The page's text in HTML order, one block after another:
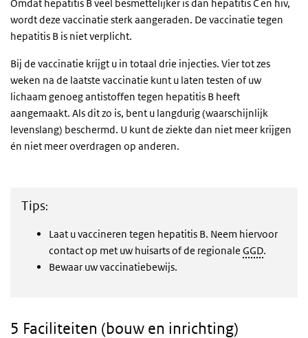
Omdat hepatitis B veel besmettelijker is dan hepatitis C en hiv,
wordt deze vaccinatie sterk aangeraden. De vaccinatie tegen
hepatitis B is niet verplicht.
Bij de vaccinatie krijgt u in totaal drie injecties. Vier tot zes
weken na de laatste vaccinatie kunt u laten testen of uw
lichaam genoeg antistoffen tegen hepatitis B heeft
aangemaakt. Als dit zo is, bent u langdurig (waarschijnlijk
levenslang) beschermd. U kunt de ziekte dan niet meer krijgen
én niet meer overdragen op anderen.
Tips:
Laat u vaccineren tegen hepatitis B. Neem hiervoor
contact op met uw huisarts of de regionale GGD.
Bewaar uw vaccinatiebewijs.
5 Faciliteiten (bouw en inrichting)